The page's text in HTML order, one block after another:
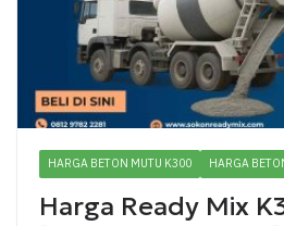
HARGA BETON MUTU K300 HARGA
Harga Ready Mix